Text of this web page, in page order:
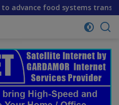
systems transformation in